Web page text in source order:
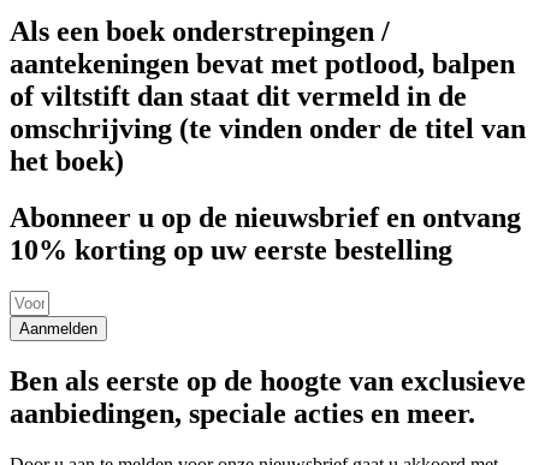
Als een boek onderstrepingen /
aantekeningen bevat met potlood, balpen
of viltstift dan staat dit vermeld in de
omschrijving (te vinden onder de titel van
het boek)
Abonneer u op de nieuwsbrief en ontvang
10% korting op uw eerste bestelling
Aanmelden
Ben als eerste op de hoogte van exclusieve
aanbiedingen, speciale acties en meer.